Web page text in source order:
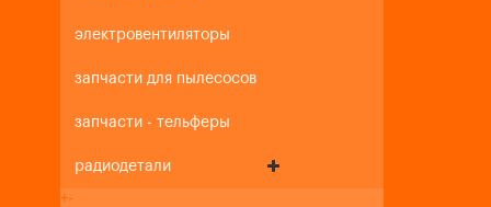
электровентиляторы
запчасти для пылесосов
запчасти - тельферы
радиодетали
+-